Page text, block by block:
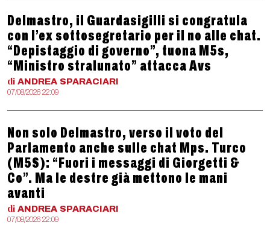
Delmastro, il Guardasigilli si congratula
con l’ex sottosegretario per il no alle chat.
“Depistaggio di governo”, tuona M5s,
“Ministro stralunato” attacca Avs
di ANDREA SPARACIARI
07/08/2026 22:09
Non solo Delmastro, verso il voto del
Parlamento anche sulle chat Mps. Turco
(M5S): “Fuori i messaggi di Giorgetti &
Co”. Ma le destre già mettono le mani
avanti
di ANDREA SPARACIARI
07/08/2026 22:09